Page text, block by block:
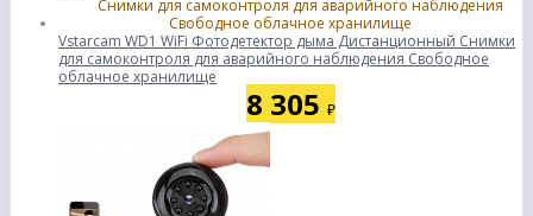
Vstarcam WD1 WiFi Фотодетектор дыма Дистанционный Снимки
для самоконтроля для аварийного наблюдения Свободное
облачное хранилище
8 305 ₽